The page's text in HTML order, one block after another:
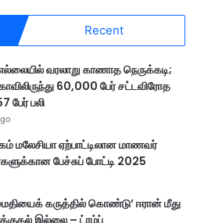
Recent
வரலாறு காணாத நெருக்கடி;
60,000 பேர் சட்டவிரோத
பேர் பலி
மலேசியா ஏற்பாட்டிலான மாணவர்
பேச்சுப் போட்டி 2025
கருத்தில் கொண்டு’ ஈரான் மீது